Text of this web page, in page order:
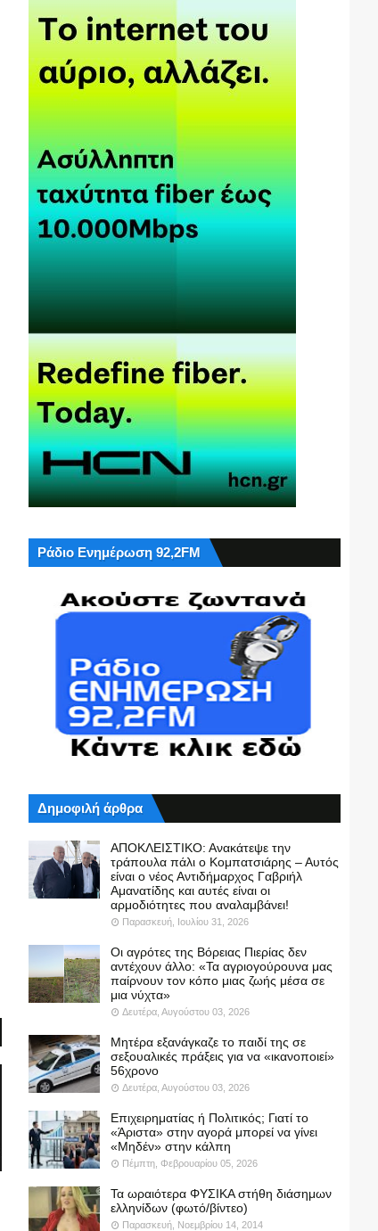
Ράδιο Ενημέρωση 92,2FM
Δημοφιλή άρθρα
ΑΠΟΚΛΕΙΣΤΙΚΟ: Ανακάτεψε την
τράπουλα πάλι ο Κομπατσιάρης – Αυτός
είναι ο νέος Αντιδήμαρχος Γαβριήλ
Αμανατίδης και αυτές είναι οι
αρμοδιότητες που αναλαμβάνει!
Παρασκευή, Ιουλίου 31, 2026
Οι αγρότες της Βόρειας Πιερίας δεν
αντέχουν άλλο: «Τα αγριογούρουνα μας
παίρνουν τον κόπο μιας ζωής μέσα σε
μια νύχτα»
Δευτέρα, Αυγούστου 03, 2026
Μητέρα εξανάγκαζε το παιδί της σε
σεξουαλικές πράξεις για να «ικανοποιεί»
56χρονο
Δευτέρα, Αυγούστου 03, 2026
Επιχειρηματίας ή Πολιτικός; Γιατί το
«Άριστα» στην αγορά μπορεί να γίνει
«Μηδέν» στην κάλπη
Πέμπτη, Φεβρουαρίου 05, 2026
Τα ωραιότερα ΦΥΣΙΚΑ στήθη διάσημων
ελληνίδων (φωτό/βίντεο)
Παρασκευή, Νοεμβρίου 14, 2014